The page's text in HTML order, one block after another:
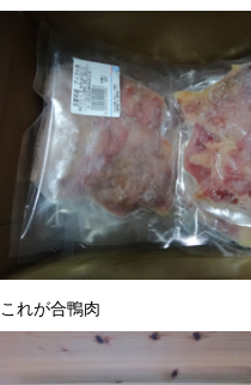
これが合鴨肉